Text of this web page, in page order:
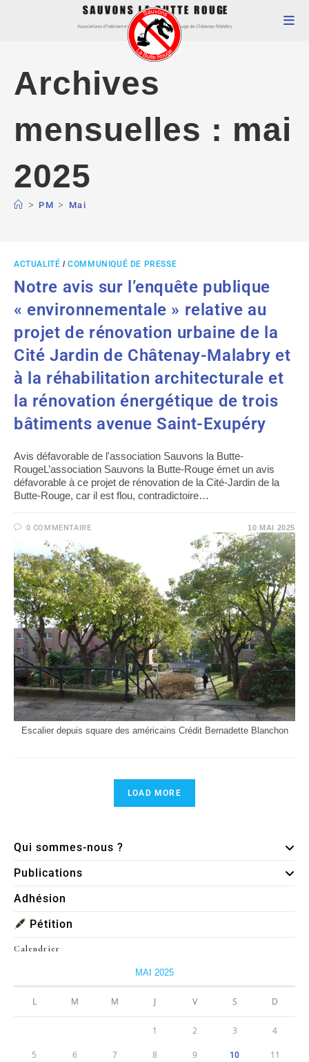
Archives
mensuelles : mai
2025
> PM > Mai
ACTUALITÉ /COMMUNIQUÉ DE PRESSE
Notre avis sur l’enquête publique
« environnementale » relative au
projet de rénovation urbaine de la
Cité Jardin de Châtenay-Malabry et
à la réhabilitation architecturale et
la rénovation énergétique de trois
bâtiments avenue Saint-Exupéry
Avis défavorable de l'association Sauvons la Butte-
RougeL’association Sauvons la Butte-Rouge émet un avis
défavorable à ce projet de rénovation de la Cité-Jardin de la
Butte-Rouge, car il est flou, contradictoire…
0 COMMENTAIRE 10 MAI 2025
Escalier depuis square des américains Crédit Bernadette Blanchon
LOAD MORE
Qui sommes-nous ?
Publications
Adhésion
Pétition
Calendrier
MAI 2025
L M M J V S D
1 2 3 4
5 6 7 8 9 10 11